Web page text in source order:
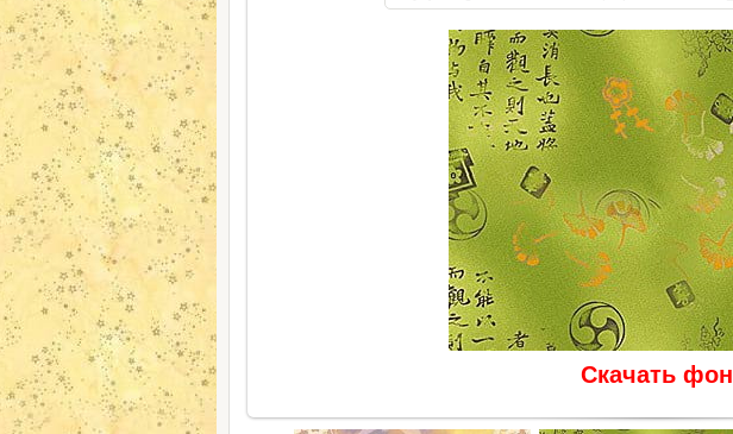
Скачать фон